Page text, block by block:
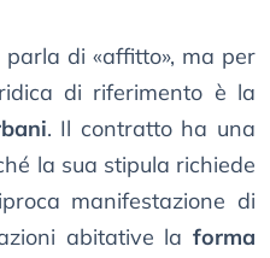
di «affitto», ma per
di riferimento è la
. Il contratto ha una
la sua stipula richiede
manifestazione di
abitative la forma